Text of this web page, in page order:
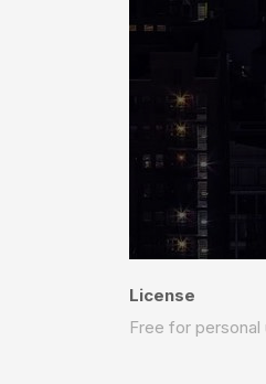
License
Free for personal